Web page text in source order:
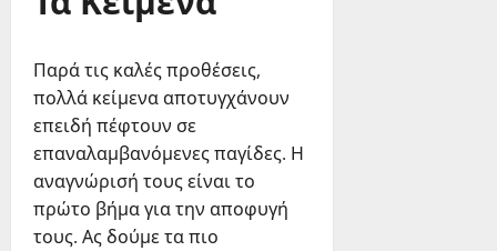
Παρά τις καλές προθέσεις,
πολλά κείμενα αποτυγχάνουν
επειδή πέφτουν σε
επαναλαμβανόμενες παγίδες. Η
αναγνώρισή τους είναι το
πρώτο βήμα για την αποφυγή
τους. Ας δούμε τα πιο